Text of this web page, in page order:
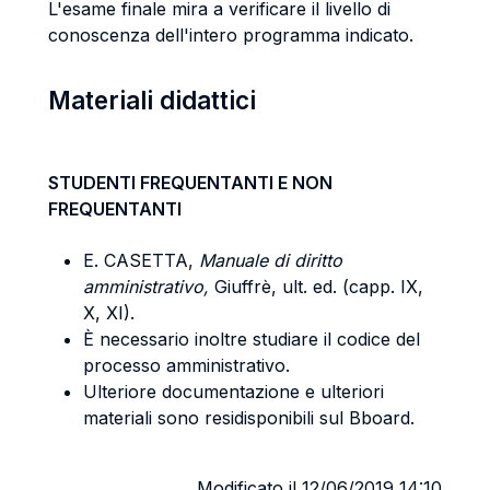
L'esame finale mira a verificare il livello di
conoscenza dell'intero programma indicato.
Materiali didattici
STUDENTI FREQUENTANTI E NON
FREQUENTANTI
E. CASETTA, Manuale di diritto
amministrativo, Giuffrè, ult. ed. (capp. IX,
X, XI).
È necessario inoltre studiare il codice del
processo amministrativo.
Ulteriore documentazione e ulteriori
materiali sono residisponibili sul Bboard.